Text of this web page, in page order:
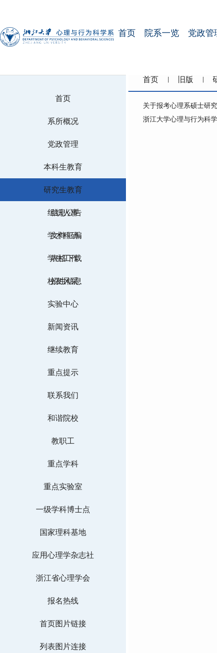
首页 院系一览 党政管
首页
系所概况
党政管理
本科生教育
研究生教育
信息公告
文件汇编
表格下载
招生信息
组织人事
学术科研
学生工作
校友风采
实验中心
新闻资讯
继续教育
重点提示
联系我们
和谐院校
教职工
重点学科
重点实验室
一级学科博士点
国家理科基地
应用心理学杂志社
浙江省心理学会
报名热线
首页图片链接
列表图片连接
首页 旧版
关于报考心理系硕士研
浙江大学心理与行为科